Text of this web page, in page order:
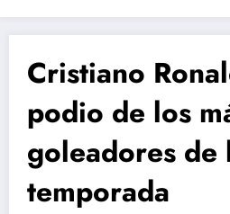
Cristiano
podio de los
goleadores de
temporada